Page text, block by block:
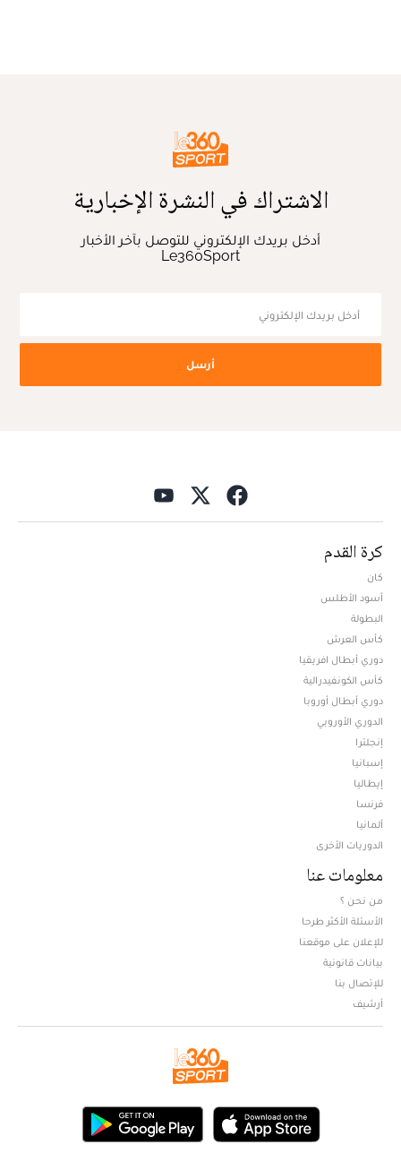
الاشتراك في النشرة الإخبارية
أدخل بريدك الإلكتروني للتوصل بآخر الأخبار
Le360Sport
أرسل
كرة القدم
كان
أسود الأطلس
البطولة
كأس العرش
دوري أبطال افريقيا
كأس الكونفيدرالية
دوري أبطال أوروبا
الدوري الأوروبي
إنجلترا
إسبانيا
إيطاليا
فرنسا
ألمانيا
الدوريات الأخرى
معلومات عنا
من نحن ؟
الأسئلة الأكثر طرحا
للإعلان على موقعنا
بيانات قانونية
للإتصال بنا
أرشيف